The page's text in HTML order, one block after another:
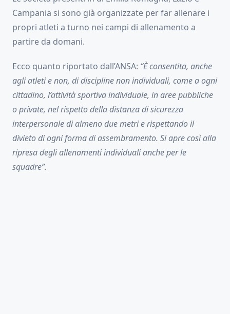
Campania si sono già organizzate per far allenare i
propri atleti a turno nei campi di allenamento a
partire da domani.
Ecco quanto riportato dall’ANSA: “È consentita, anche
agli atleti e non, di discipline non individuali, come a ogni
cittadino, l’attività sportiva individuale, in aree pubbliche
o private, nel rispetto della distanza di sicurezza
interpersonale di almeno due metri e rispettando il
divieto di ogni forma di assembramento. Si apre così alla
ripresa degli allenamenti individuali anche per le
squadre”.